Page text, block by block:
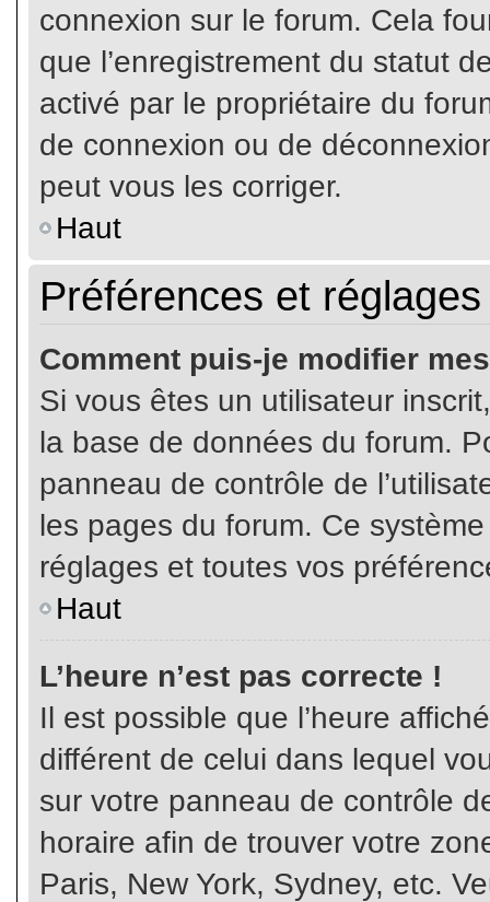
connexion sur le forum. Cela
que l’enregistrement du statut
activé par le propriétaire du
de connexion ou de
peut vous les corriger.
Haut
Préférences et
Comment puis-je modifier
Si vous êtes un utilisateur
la base de données du forum.
panneau de contrôle de
les pages du forum. Ce
réglages et toutes vos
Haut
L’heure n’est pas correcte !
Il est possible que l’heure
différent de celui dans lequel
sur votre panneau de contrôle
horaire afin de trouver votre
Paris, New York, Sydney, etc.